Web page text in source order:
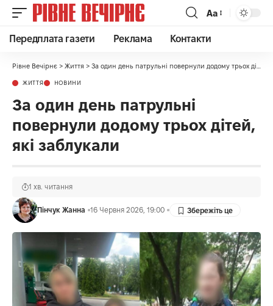
Аа
Передплата газети Реклама Контакти
Рівне Вечірнє > Життя > За один день патрульні повернули додому трьох дітей, які заблукали
ЖИТТЯ НОВИНИ
За один день патрульні
повернули додому трьох дітей,
які заблукали
Пінчук Жанна 16 Червня 2026, 19:00
1 хв. читання